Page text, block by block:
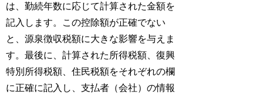
は、勤続年数に応じて計算された金額を
記入します。この控除額が正確でない
と、源泉徴収税額に大きな影響を与えま
す。最後に、計算された所得税額、復興
特別所得税額、住民税額をそれぞれの欄
に正確に記入し、支払者（会社）の情報